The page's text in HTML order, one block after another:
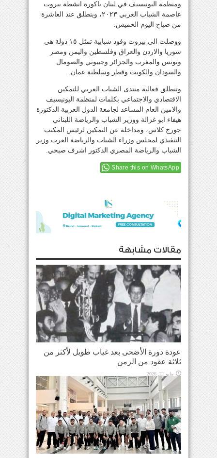
ومنظمة اليونيسيف في لبنان باكورة انشطة بيروت
عاصمة الشباب العربي ٢٠٢٣، وينطلق عند العاشرة
من صباح اليوم الخميس.
ووصلت الى بيروت وفود شبابية تمثل ١٥ دولة هي
سوريا والاردن والعراق وفلسطين واليمن ومصر
وتونس والمغرب والجزائر وجيبوتي والصومال
والسودان والكويت وقطر وسلطنة عمان.
وتنطلق فعالية منتدى الشباب العربي للتمكين
الاقتصادي والاجتماعي بكلمات لمنظمة اليونيسيف
والامين العام المساعد لجامعة الدول العربية الدكتورة
هيفاء ابو غزالة ووزير الشباب والرياضة اللبناني
جورج كلاس، ومداخلة عن التمكين لرئيس المكتب
التنفيذي لمجلس وزراء الشباب والرياضة العرب وزير
الشباب والرياضة المصري الدكتور اشرف صبحي.
Share this on WhatsApp
مقالات مشابهة
عودة دورة الأضحى بعد غياب طويل لأكثر من
ثلاثة عقود من الزمن
مايو 21, 2026